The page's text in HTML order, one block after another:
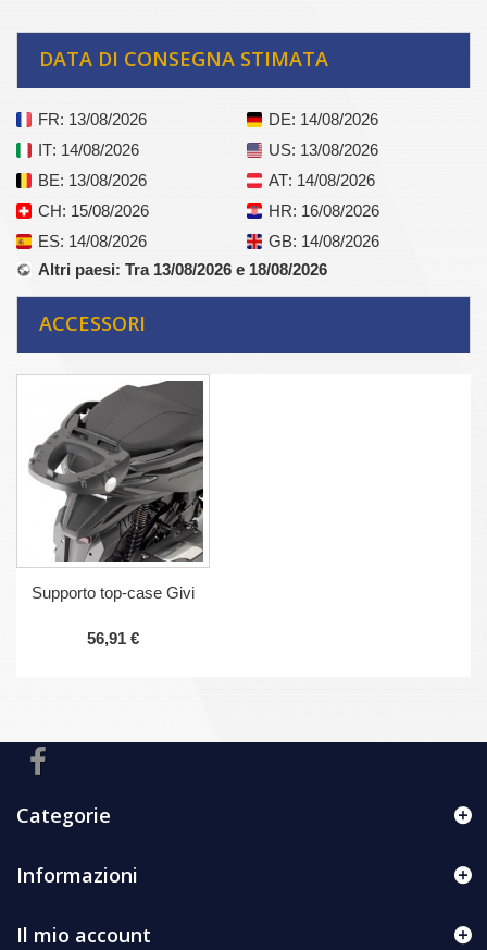
DATA DI CONSEGNA STIMATA
FR: 13/08/2026 DE: 14/08/2026
IT: 14/08/2026 US: 13/08/2026
BE: 13/08/2026 AT: 14/08/2026
CH: 15/08/2026 HR: 16/08/2026
ES: 14/08/2026 GB: 14/08/2026
Altri paesi: Tra 13/08/2026 e 18/08/2026
ACCESSORI
Supporto top-case Givi
56,91 €
Categorie
Informazioni
Il mio account